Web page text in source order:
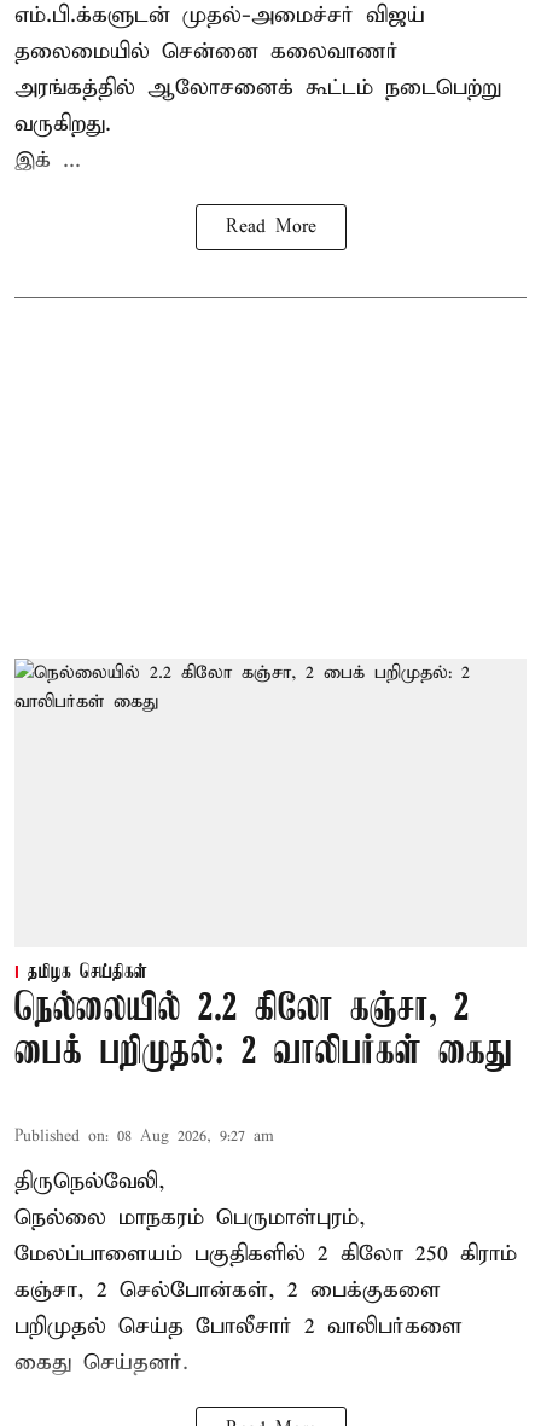
எம்.பி.க்களுடன் முதல்-அமைச்சர் விஜய்
தலைமையில் சென்னை கலைவாணர்
அரங்கத்தில் ஆலோசனைக் கூட்டம் நடைபெற்று
வருகிறது.
இக் ...
Read More
தமிழக செய்திகள்
நெல்லையில் 2.2 கிலோ கஞ்சா, 2
பைக் பறிமுதல்: 2 வாலிபர்கள் கைது
Published on: 08 Aug 2026, 9:27 am
திருநெல்வேலி,
நெல்லை மாநகரம் பெருமாள்புரம்,
மேலப்பாளையம் பகுதிகளில் 2 கிலோ 250 கிராம்
கஞ்சா, 2 செல்போன்கள், 2 பைக்குகளை
பறிமுதல் செய்த போலீசார் 2 வாலிபர்களை
கைது செய்தனர்.